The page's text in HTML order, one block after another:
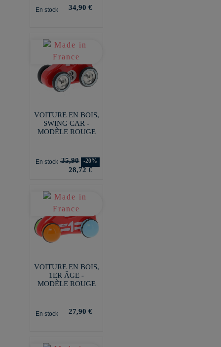
En stock 34,90 €
VOITURE EN BOIS,
SWING CAR -
MODÈLE ROUGE
En stock 35,90 -20%
28,72 €
VOITURE EN BOIS,
1ER ÂGE -
MODÈLE ROUGE
En stock 27,90 €